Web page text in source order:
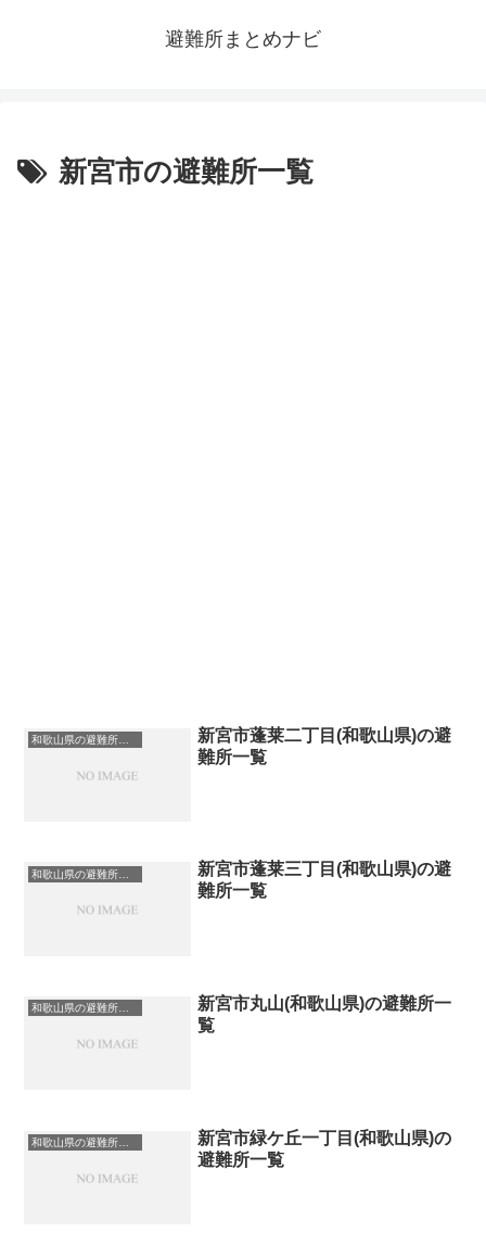
避難所まとめナビ
新宮市の避難所一覧
和歌山県の避難所一覧
新宮市蓬莱二丁目(和歌山県)の避
難所一覧
和歌山県の避難所一覧
新宮市蓬莱三丁目(和歌山県)の避
難所一覧
和歌山県の避難所一覧
新宮市丸山(和歌山県)の避難所一
覧
和歌山県の避難所一覧
新宮市緑ケ丘一丁目(和歌山県)の
避難所一覧